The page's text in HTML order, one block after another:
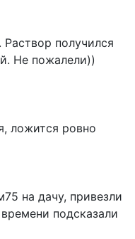
получился
Не пожалели))
ложится ровно
на дачу, привезли
подсказали